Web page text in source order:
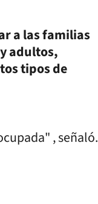
a las familias
adultos,
tipos de
, señaló.